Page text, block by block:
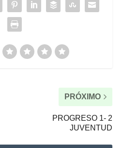
PRÓXIMO
PROGRESO 1- 2
JUVENTUD